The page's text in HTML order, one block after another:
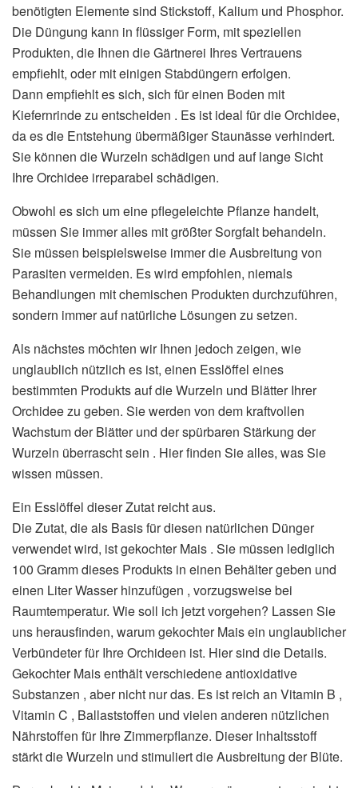
benötigten Elemente sind Stickstoff, Kalium und Phosphor.
Die Düngung kann in flüssiger Form, mit speziellen
Produkten, die Ihnen die Gärtnerei Ihres Vertrauens
empfiehlt, oder mit einigen Stabdüngern erfolgen.
Dann empfiehlt es sich, sich für einen Boden mit
Kiefernrinde zu entscheiden . Es ist ideal für die Orchidee,
da es die Entstehung übermäßiger Staunässe verhindert.
Sie können die Wurzeln schädigen und auf lange Sicht
Ihre Orchidee irreparabel schädigen.
Obwohl es sich um eine pflegeleichte Pflanze handelt,
müssen Sie immer alles mit größter Sorgfalt behandeln.
Sie müssen beispielsweise immer die Ausbreitung von
Parasiten vermeiden. Es wird empfohlen, niemals
Behandlungen mit chemischen Produkten durchzuführen,
sondern immer auf natürliche Lösungen zu setzen.
Als nächstes möchten wir Ihnen jedoch zeigen, wie
unglaublich nützlich es ist, einen Esslöffel eines
bestimmten Produkts auf die Wurzeln und Blätter Ihrer
Orchidee zu geben. Sie werden von dem kraftvollen
Wachstum der Blätter und der spürbaren Stärkung der
Wurzeln überrascht sein . Hier finden Sie alles, was Sie
wissen müssen.
Ein Esslöffel dieser Zutat reicht aus.
Die Zutat, die als Basis für diesen natürlichen Dünger
verwendet wird, ist gekochter Mais . Sie müssen lediglich
100 Gramm dieses Produkts in einen Behälter geben und
einen Liter Wasser hinzufügen , vorzugsweise bei
Raumtemperatur. Wie soll ich jetzt vorgehen? Lassen Sie
uns herausfinden, warum gekochter Mais ein unglaublicher
Verbündeter für Ihre Orchideen ist. Hier sind die Details.
Gekochter Mais enthält verschiedene antioxidative
Substanzen , aber nicht nur das. Es ist reich an Vitamin B ,
Vitamin C , Ballaststoffen und vielen anderen nützlichen
Nährstoffen für Ihre Zimmerpflanze. Dieser Inhaltsstoff
stärkt die Wurzeln und stimuliert die Ausbreitung der Blüte.